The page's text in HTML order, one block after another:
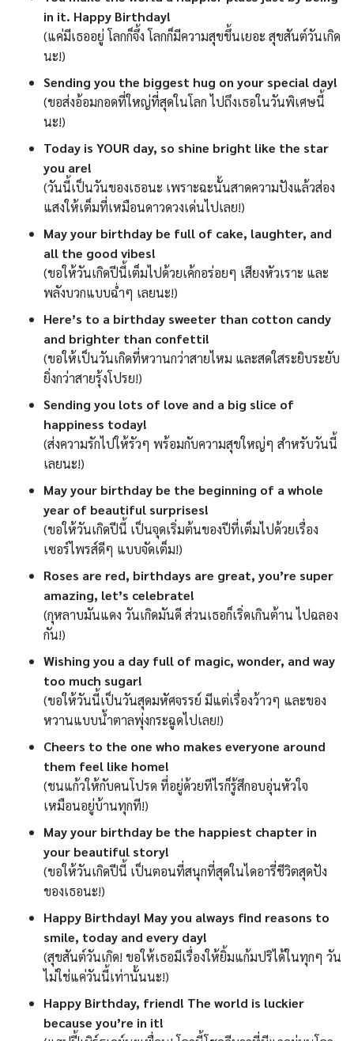
in it. Happy Birthday!
(แค่มีเธออยู่ โลกก็จึ้ง โลกก็มีความสุขขึ้นเยอะ สุขสันต์วันเกิด
นะ!)
Sending you the biggest hug on your special day!
(ขอส่งอ้อมกอดที่ใหญ่ที่สุดในโลก ไปถึงเธอในวันพิเศษนี้
นะ!)
Today is YOUR day, so shine bright like the star
you are!
(วันนี้เป็นวันของเธอนะ เพราะฉะนั้นสาดความปังแล้วส่อง
แสงให้เต็มที่เหมือนดาวดวงเด่นไปเลย!)
May your birthday be full of cake, laughter, and
all the good vibes!
(ขอให้วันเกิดปีนี้เต็มไปด้วยเค้กอร่อยๆ เสียงหัวเราะ และ
พลังบวกแบบฉ่ำๆ เลยนะ!)
Here’s to a birthday sweeter than cotton candy
and brighter than confetti!
(ขอให้เป็นวันเกิดที่หวานกว่าสายไหม และสดใสระยิบระยับ
ยิ่งกว่าสายรุ้งโปรย!)
Sending you lots of love and a big slice of
happiness today!
(ส่งความรักไปให้รัวๆ พร้อมกับความสุขใหญ่ๆ สำหรับวันนี้
เลยนะ!)
May your birthday be the beginning of a whole
year of beautiful surprises!
(ขอให้วันเกิดปีนี้ เป็นจุดเริ่มต้นของปีที่เต็มไปด้วยเรื่อง
เซอร์ไพรส์ดีๆ แบบจัดเต็ม!)
Roses are red, birthdays are great, you’re super
amazing, let’s celebrate!
(กุหลาบมันแดง วันเกิดมันดี ส่วนเธอก็เริ่ดเกินต้าน ไปฉลอง
กัน!)
Wishing you a day full of magic, wonder, and way
too much sugar!
(ขอให้วันนี้เป็นวันสุดมหัศจรรย์ มีแต่เรื่องว้าวๆ และของ
หวานแบบน้ำตาลพุ่งกระฉูดไปเลย!)
Cheers to the one who makes everyone around
them feel like home!
(ชนแก้วให้กับคนโปรด ที่อยู่ด้วยทีไรก็รู้สึกอบอุ่นหัวใจ
เหมือนอยู่บ้านทุกที!)
May your birthday be the happiest chapter in
your beautiful story!
(ขอให้วันเกิดปีนี้ เป็นตอนที่สนุกที่สุดในไดอารี่ชีวิตสุดปัง
ของเธอนะ!)
Happy Birthday! May you always find reasons to
smile, today and every day!
(สุขสันต์วันเกิด! ขอให้เธอมีเรื่องให้ยิ้มแก้มปริได้ในทุกๆ วัน
ไม่ใช่แค่วันนี้เท่านั้นนะ!)
Happy Birthday, friend! The world is luckier
because you’re in it!